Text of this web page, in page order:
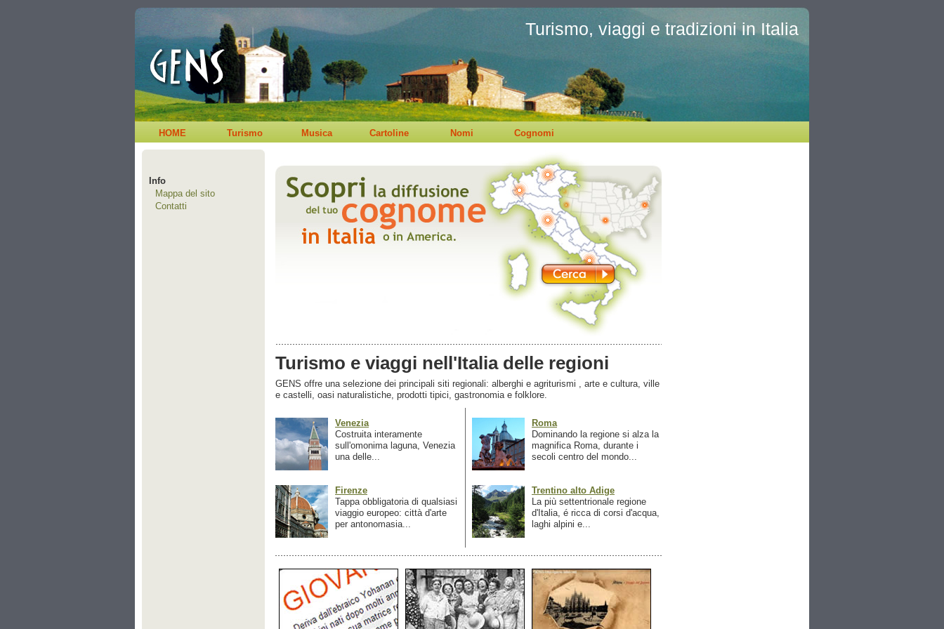
Turismo, viaggi e tradizioni in Italia
HOME Turismo Musica Cartoline Nomi Cognomi
Info
Mappa del sito
Contatti
Turismo e viaggi nell'Italia delle regioni
GENS offre una selezione dei principali siti regionali: alberghi e agriturismi , arte e cultura, ville
e castelli, oasi naturalistiche, prodotti tipici, gastronomia e folklore.
Venezia
Costruita interamente
sull'omonima laguna, Venezia
una delle...
Firenze
Tappa obbligatoria di qualsiasi
viaggio europeo: città d'arte
per antonomasia...
Roma
Dominando la regione si alza la
magnifica Roma, durante i
secoli centro del mondo...
Trentino alto Adige
La più settentrionale regione
d'Italia, é ricca di corsi d'acqua,
laghi alpini e...